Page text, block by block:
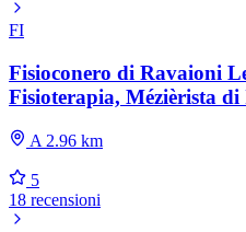
FI
Fisioconero di Ravaioni
Fisioterapia, Mézièrista
A 2.96 km
5
18 recensioni